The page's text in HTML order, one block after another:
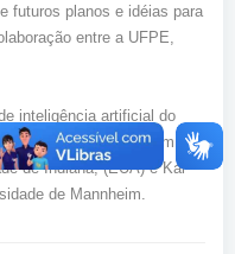
futuros planos e idéias para
entre a UFPE,
inteligência artificial do
de Mannheim.
de Indiana, (EUA) e Kai
de Mannheim.